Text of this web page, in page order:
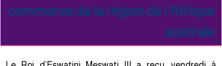
commerce de la région de l’Afrique
australe